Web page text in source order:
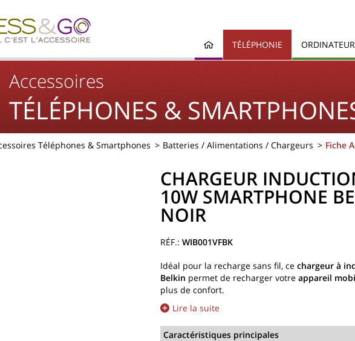
TÉLÉPHONIE
Accessoires
TÉLÉPHONES &
Téléphones & Smartphones Batteries / Alimentations / Chargeurs Fiche
CHARGEUR
10W SMARTPHONE
NOIR
WIB001VFBK
Idéal pour la recharge sans fil, ce chargeur à
Belkin permet de recharger votre appareil
plus de confort.
Lire la suite
Caractéristiques principales